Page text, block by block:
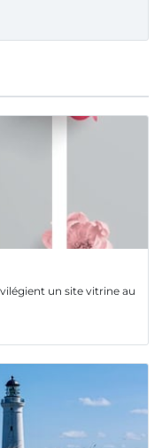
un site vitrine au